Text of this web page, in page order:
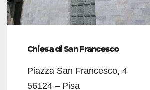
Chiesa di San Francesco
Piazza San Francesco, 4
56124 – Pisa